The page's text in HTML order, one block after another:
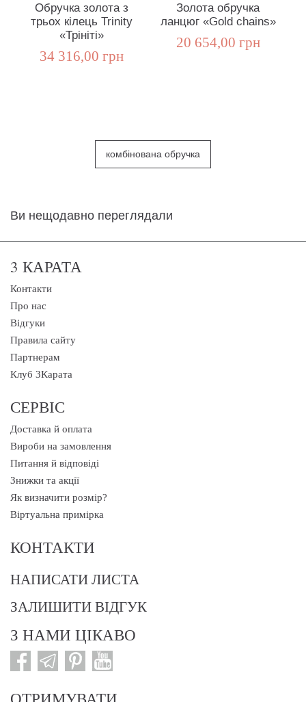
Обручка золота з
трьох кілець Trinity
«Трініті»
34 316,00 грн
Золота обручка
ланцюг «Gold chains»
20 654,00 грн
комбінована обручка
Ви нещодавно переглядали
3 КАРАТА
Контакти
Про нас
Відгуки
Правила сайту
Партнерам
Клуб 3Карата
СЕРВІС
Доставка й оплата
Вироби на замовлення
Питання й відповіді
Знижки та акції
Як визначити розмір?
Віртуальна примірка
КОНТАКТИ
НАПИСАТИ ЛИСТА
ЗАЛИШИТИ ВІДГУК
З НАМИ ЦІКАВО